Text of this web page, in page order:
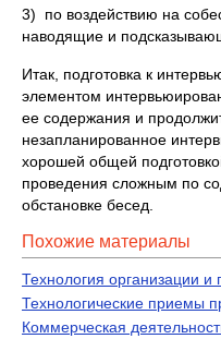
3) по воздействию на
наводящие и
Итак, подготовка к
элементом
ее содержания и
незапланированное
хорошей общей
проведения сложным по
обстановке бесед.
Похожие материалы
Технология организации
Технологические приемы
Коммерческая